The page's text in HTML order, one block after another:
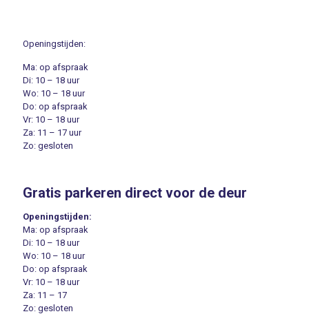
Openingstijden:
Ma: op afspraak
Di: 10 – 18 uur
Wo: 10 – 18 uur
Do: op afspraak
Vr: 10 – 18 uur
Za: 11 – 17 uur
Zo: gesloten
Gratis parkeren direct voor de deur
Openingstijden:
Ma: op afspraak
Di: 10 – 18 uur
Wo: 10 – 18 uur
Do: op afspraak
Vr: 10 – 18 uur
Za: 11 – 17
Zo: gesloten